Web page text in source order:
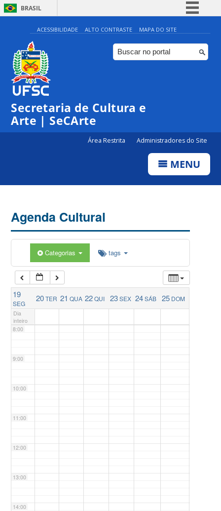
BRASIL
Simplifique!
Comunica BR
Participe
ACESSIBILIDADE ALTO CONTRASTE MAPA DO SITE
Secretaria de Cultura e
Arte | SeCArte
Área Restrita Administradores do Site
MENU
Agenda Cultural
Categorias tags
19
SEG
20TER 21 QUA 22QUI 23SEX 24SÁB 25 DOM
Dia
inteiro
0:00
1:00
5:00
6:00
7:00
8:00
9:00
10:00
11:00
12:00
13:00
14:00